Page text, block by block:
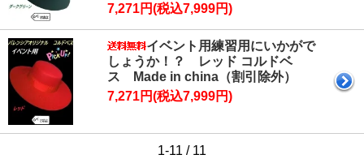
7,271円(税込7,999円)
イベント用練習用にいかがで
しょうか！？ レッド コルドベ
ス Made in china（割引除外）
7,271円(税込7,999円)
1-11 / 11